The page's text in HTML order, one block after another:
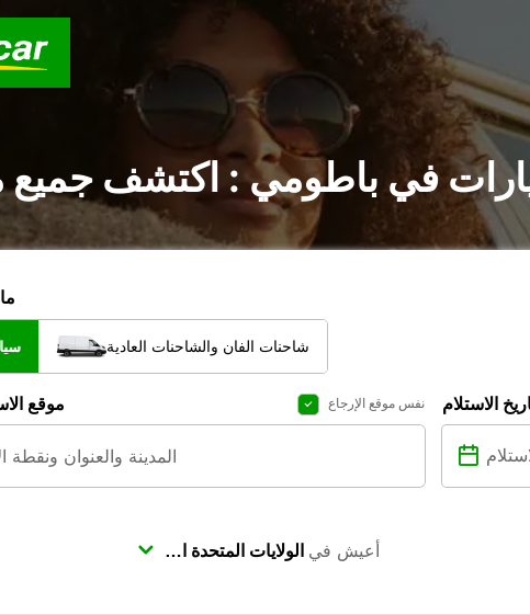
في باطومي : اكتشف جميع
شاحنات الفان والشاحنات العادية
موقع نفس موقع الإرجاع الاستلام
أعيش في